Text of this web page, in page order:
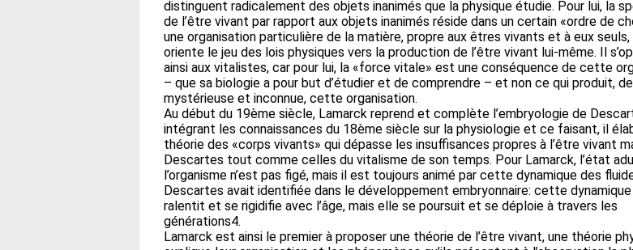
distinguent radicalement des objets inanimés que la physique étudie. Pour lui, la
de l’être vivant par rapport aux objets inanimés réside dans un certain «ordre de
une organisation particulière de la matière, propre aux êtres vivants et à eux seuls,
oriente le jeu des lois physiques vers la production de l’être vivant lui-même. Il
ainsi aux vitalistes, car pour lui, la «force vitale» est une conséquence de cette
– que sa biologie a pour but d’étudier et de comprendre – et non ce qui produit,
mystérieuse et inconnue, cette organisation.
Au début du 19ème siècle, Lamarck reprend et complète l’embryologie de
intégrant les connaissances du 18ème siècle sur la physiologie et ce faisant, il
théorie des «corps vivants» qui dépasse les insuffisances propres à l’être vivant
Descartes tout comme celles du vitalisme de son temps. Pour Lamarck, l’état
l’organisme n’est pas figé, mais il est toujours animé par cette dynamique des
Descartes avait identifiée dans le développement embryonnaire: cette
ralentit et se rigidifie avec l’âge, mais elle se poursuit et se déploie à travers les
générations4.
Lamarck est ainsi le premier à proposer une théorie de l’être vivant, une théorie